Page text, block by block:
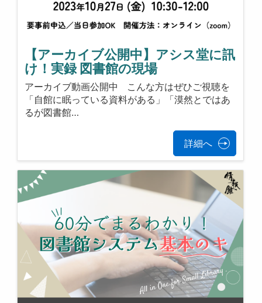
【アーカイブ公開中】アシス堂に訊
け！実録 図書館の現場
アーカイブ動画公開中 こんな方はぜひご視聴を
「自館に眠っている資料がある」「漠然とではあ
るが図書館…
詳細へ